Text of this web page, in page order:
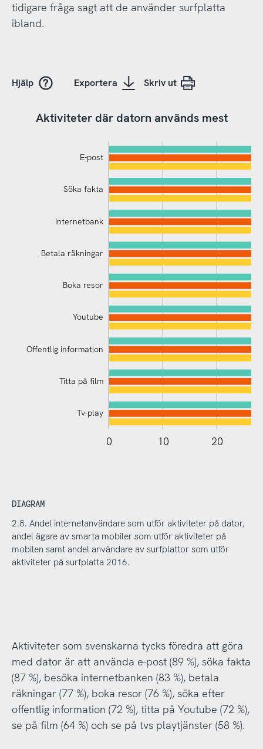
tidigare fråga sagt att de använder surfplatta
ibland.
Hjälp Exportera Skriv ut
Aktiviteter där datorn används mest
Offentlig information
E-post
Söka fakta
Internetbank
Betala räkningar
Boka resor
Youtube
Offentlig information
Titta på film
Tv-play
-20 20
10
0
-10
110
DIAGRAM
2.8. Andel internetanvändare som utför aktiviteter på dator,
andel ägare av smarta mobiler som utför aktiviteter på
mobilen samt andel användare av surfplattor som utför
aktiviteter på surfplatta 2016.
Aktiviteter som svenskarna tycks föredra att göra
med dator är att använda e-post (89 %), söka fakta
(87 %), besöka internetbanken (83 %), betala
räkningar (77 %), boka resor (76 %), söka efter
offentlig information (72 %), titta på Youtube (72 %),
se på film (64 %) och se på tvs playtjänster (58 %).